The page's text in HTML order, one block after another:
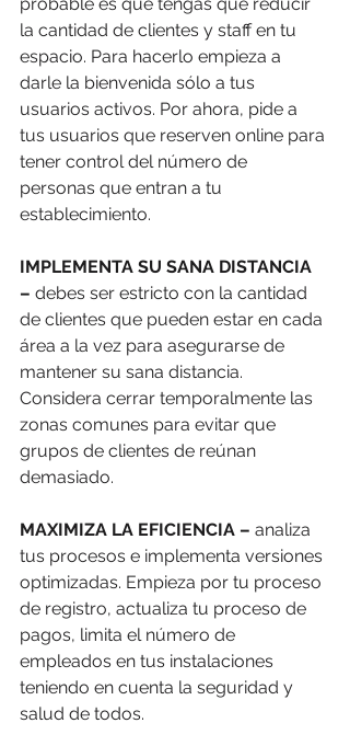
probable es que tengas que reducir
la cantidad de clientes y staff en tu
espacio. Para hacerlo empieza a
darle la bienvenida sólo a tus
usuarios activos. Por ahora, pide a
tus usuarios que reserven online para
tener control del número de
personas que entran a tu
establecimiento.
IMPLEMENTA SU SANA DISTANCIA
– debes ser estricto con la cantidad
de clientes que pueden estar en cada
área a la vez para asegurarse de
mantener su sana distancia.
Considera cerrar temporalmente las
zonas comunes para evitar que
grupos de clientes de reúnan
demasiado.
MAXIMIZA LA EFICIENCIA – analiza
tus procesos e implementa versiones
optimizadas. Empieza por tu proceso
de registro, actualiza tu proceso de
pagos, limita el número de
empleados en tus instalaciones
teniendo en cuenta la seguridad y
salud de todos.